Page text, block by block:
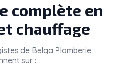
complète en
chauffage
de Belga Plomberie
sur :